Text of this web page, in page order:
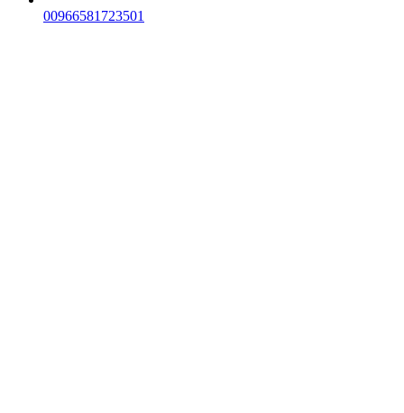
00966581723501